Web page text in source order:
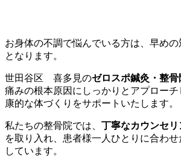
お身体の不調で悩んでいる方は、早め
となります。
世田谷区 喜多見のゼロスポ鍼灸・整骨
痛みの根本原因にしっかりとアプロー
康的な体づくりをサポートいたします。
私たちの整骨院では、 丁寧なカウンセリ
を取り入れ、患者様一人ひとりに合わ
しています。